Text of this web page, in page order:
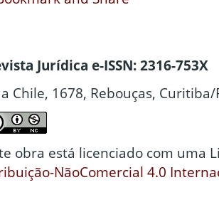
Jurídica e-ISSN: 2316-753X
Chile, 1678, Rebouças, Curitiba/
obra está licenciado com uma
NãoComercial 4.0